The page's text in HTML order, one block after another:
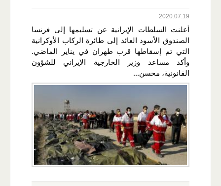
2020.07.19
أعلنت السلطات الإيرانية عن تسليمها إلى فرنسا
الصندوق الأسود العائد إلى طائرة الركاب الأوكرانية
التي تم إسقاطها قرب طهران في يناير الماضي.
وأكد مساعد وزير الخارجية الإيراني للشؤون
القانونية، محسن...